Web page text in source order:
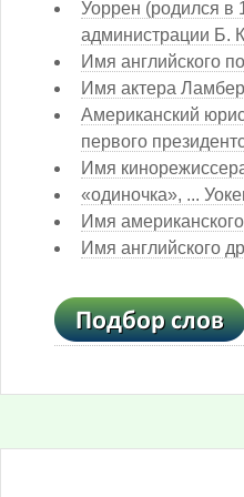
Уоррен (родился в
администрации Б.
Имя английского
Имя актера
Американский
первого
Имя
«одиночка», ...
Имя
Имя английского